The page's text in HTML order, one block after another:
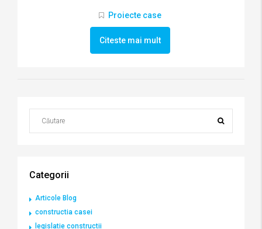
Proiecte case
Citeste mai mult
Categorii
Articole Blog
constructia casei
legislatie constructii